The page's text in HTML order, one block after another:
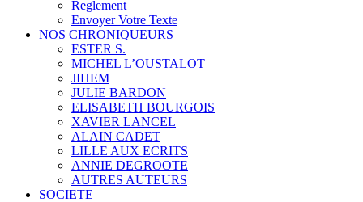
Reglement
Envoyer Votre Texte
NOS CHRONIQUEURS
ESTER S.
MICHEL L’OUSTALOT
JIHEM
JULIE BARDON
ELISABETH BOURGOIS
XAVIER LANCEL
ALAIN CADET
LILLE AUX ECRITS
ANNIE DEGROOTE
AUTRES AUTEURS
SOCIETE